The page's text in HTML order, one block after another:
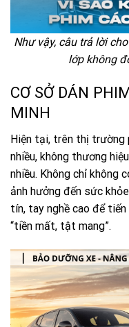
Như vậy, câu trả lời
lớp không
CƠ SỞ DÁN
MINH
Hiện tại, trên thị trường
nhiều, không thương
nhiều. Không chỉ không
ảnh hưởng đến sức
tín, tay nghề cao để tiến
“tiền mất, tật mang”.